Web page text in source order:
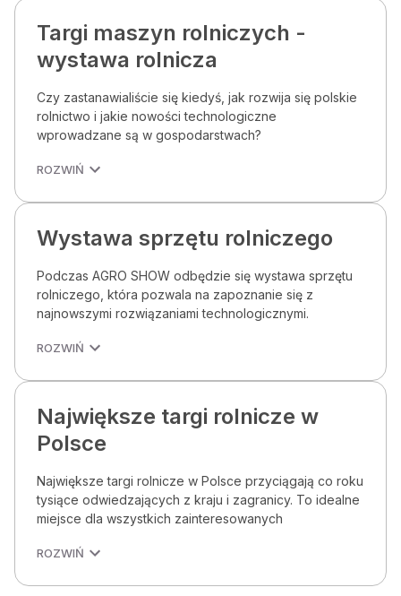
Targi maszyn rolniczych -
wystawa rolnicza
Czy zastanawialiście się kiedyś, jak rozwija się polskie
rolnictwo i jakie nowości technologiczne
wprowadzane są w gospodarstwach?
ROZWIŃ
Wystawa sprzętu rolniczego
Podczas AGRO SHOW odbędzie się wystawa sprzętu
rolniczego, która pozwala na zapoznanie się z
najnowszymi rozwiązaniami technologicznymi.
ROZWIŃ
Największe targi rolnicze w
Polsce
Największe targi rolnicze w Polsce przyciągają co roku
tysiące odwiedzających z kraju i zagranicy. To idealne
miejsce dla wszystkich zainteresowanych
ROZWIŃ